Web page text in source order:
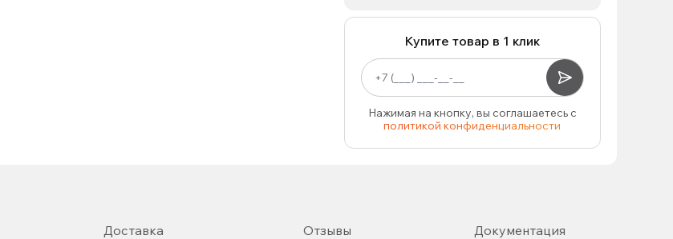
Купите товар в 1 клик
Нажимая на кнопку, вы соглашаетесь с
политикой конфиденциальности
Доставка Отзывы Документация